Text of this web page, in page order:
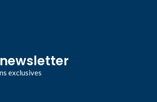
exclusives